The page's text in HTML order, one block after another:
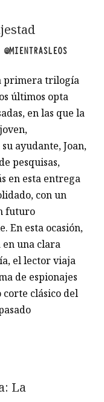
primera trilogía
últimos opta
en las que la
ayudante, Joan,
pesquisas,
en esta entrega
con un
futuro
En esta ocasión,
una clara
el lector viaja
de espionajes
clásico del
La